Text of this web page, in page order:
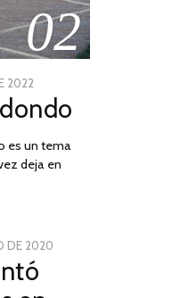
02
202230
DE
DE
2022
es un tema
deja en
03
DE 2020